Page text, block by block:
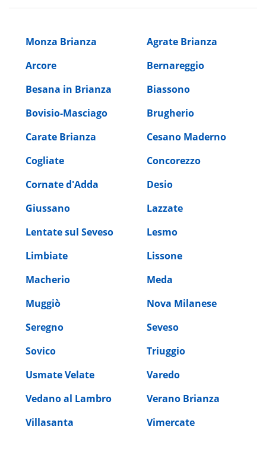
Monza Brianza
Agrate Brianza
Arcore
Bernareggio
Besana in Brianza
Biassono
Bovisio-Masciago
Brugherio
Carate Brianza
Cesano Maderno
Cogliate
Concorezzo
Cornate d'Adda
Desio
Giussano
Lazzate
Lentate sul Seveso
Lesmo
Limbiate
Lissone
Macherio
Meda
Muggiò
Nova Milanese
Seregno
Seveso
Sovico
Triuggio
Usmate Velate
Varedo
Vedano al Lambro
Verano Brianza
Villasanta
Vimercate